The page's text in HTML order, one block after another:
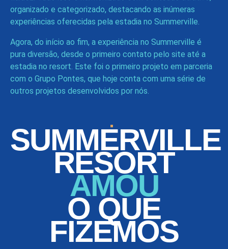
organizado e categorizado, destacando as inúmeras
experiências oferecidas pela estadia no Summerville.
Agora, do início ao fim, a experiência no Summerville é
pura diversão, desde o primeiro contato pelo site até a
estadia no resort. Este foi o primeiro projeto em parceria
com o Grupo Pontes, que hoje conta com uma série de
outros projetos desenvolvidos por nós.
SUMMERVILLE
RESORT
AMOU
O QUE
FIZEMOS